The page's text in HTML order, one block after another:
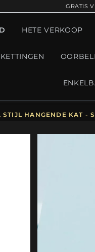
GRATIS
HETE VERKOOP
KETTINGEN
STIJL HANGENDE KAT -